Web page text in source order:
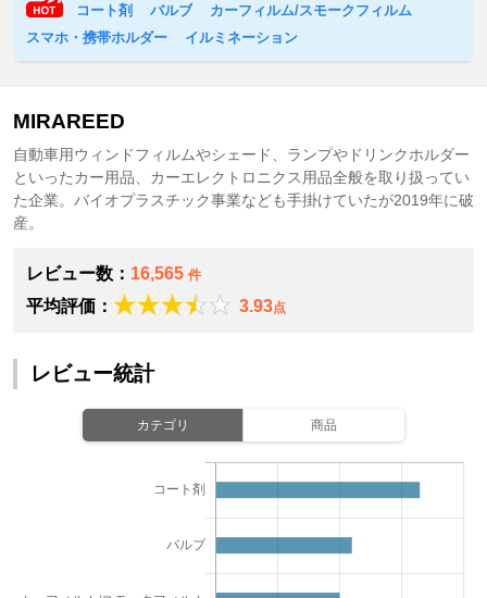
コート剤 バルブ
カーフィルム/スモークフィルム
スマホ・携帯ホルダー
イルミネーション
MIRAREED
自動車用ウィンドフィルムやシェード、ランプやドリンクホルダー
といったカー用品、カーエレクトロニクス用品全般を取り扱ってい
た企業。バイオプラスチック事業なども手掛けていたが2019年に破
産。
レビュー数： 16,565 件
平均評価： 3.93点
レビュー統計
カテゴリ 商品